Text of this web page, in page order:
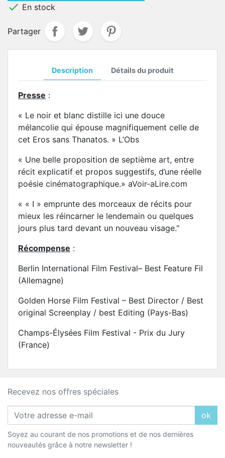
 En stock
Partager
Description Détails du produit
Presse :
« Le noir et blanc distille ici une douce
mélancolie qui épouse magnifiquement celle de
cet Eros sans Thanatos. » L’Obs
« Une belle proposition de septième art, entre
récit explicatif et propos suggestifs, d’une réelle
poésie cinématographique.» aVoir-aLire.com
« « I » emprunte des morceaux de récits pour
mieux les réincarner le lendemain ou quelques
jours plus tard devant un nouveau visage."
Récompense :
Berlin International Film Festival– Best Feature Fil
(Allemagne)
Golden Horse Film Festival – Best Director / Best
original Screenplay / best Editing (Pays-Bas)
Champs-Élysées Film Festival - Prix du Jury
(France)
Recevez nos offres spéciales
ok
Soyez au courant de nos promotions et de nos dernières
nouveautés grâce à notre newsletter !